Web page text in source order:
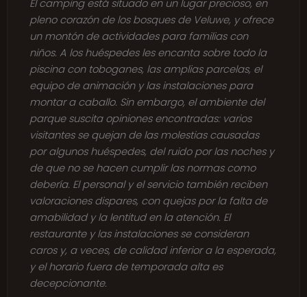
El camping está situado en un lugar precioso, en
pleno corazón de los bosques de Veluwe, y ofrece
un montón de actividades para familias con
niños. A los huéspedes les encanta sobre todo la
piscina con toboganes, las amplias parcelas, el
equipo de animación y las instalaciones para
montar a caballo. Sin embargo, el ambiente del
parque suscita opiniones encontradas: varios
visitantes se quejan de las molestias causadas
por algunos huéspedes, del ruido por las noches y
de que no se hacen cumplir las normas como
debería. El personal y el servicio también reciben
valoraciones dispares, con quejas por la falta de
amabilidad y la lentitud en la atención. El
restaurante y las instalaciones se consideran
caros y, a veces, de calidad inferior a la esperada,
y el horario fuera de temporada alta es
decepcionante.